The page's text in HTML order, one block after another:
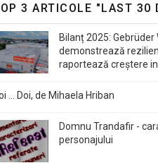
3 ARTICOLE "LAST 30
Bilanț 2025: Gebrüder
demonstrează
raportează creștere
… Doi, de Mihaela Hriban
Domnu Trandafir -
personajului